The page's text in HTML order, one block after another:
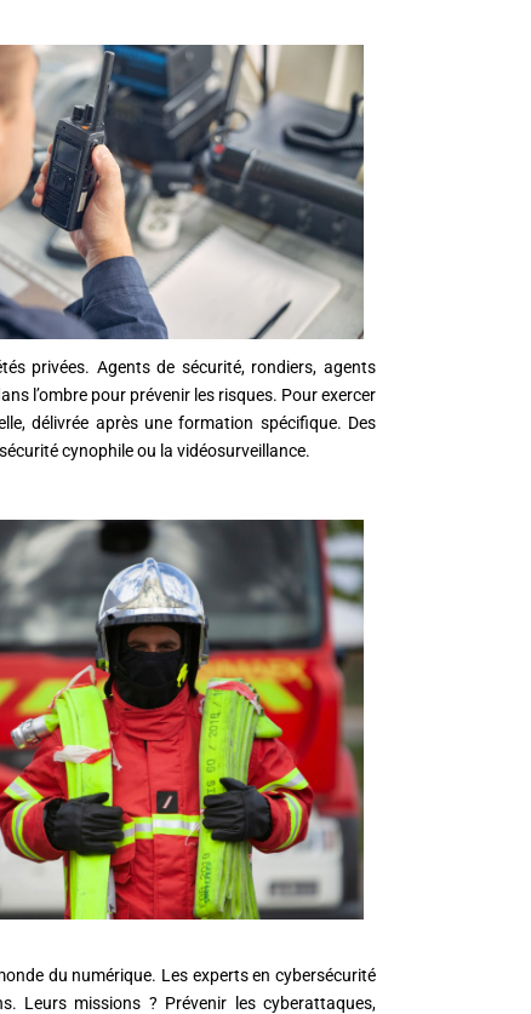
privées. Agents de sécurité, rondiers, agents
l’ombre pour prévenir les risques. Pour exercer
délivrée après une formation spécifique. Des
cynophile ou la vidéosurveillance.
du numérique. Les experts en cybersécurité
Leurs missions ? Prévenir les cyberattaques,